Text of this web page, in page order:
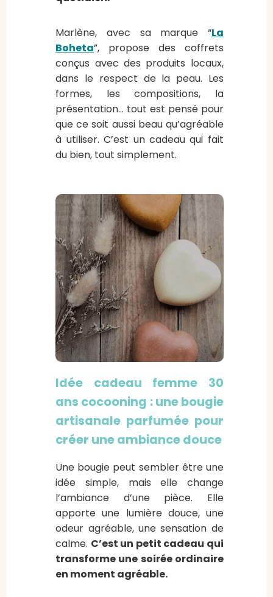
Marlène, avec sa marque “La
Boheta”, propose des coffrets
conçus avec des produits locaux,
dans le respect de la peau. Les
formes, les compositions, la
présentation… tout est pensé pour
que ce soit aussi beau qu’agréable
à utiliser. C’est un cadeau qui fait
du bien, tout simplement.
Idée cadeau femme 30
ans cocooning : une bougie
artisanale parfumée pour
créer une ambiance douce
Une bougie peut sembler être une
idée simple, mais elle change
l’ambiance d’une pièce. Elle
apporte une lumière douce, une
odeur agréable, une sensation de
calme. C’est un petit cadeau qui
transforme une soirée ordinaire
en moment agréable.